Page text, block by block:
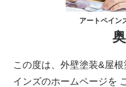
アートペイ
この度は、外壁塗装&屋
インズのホームページを